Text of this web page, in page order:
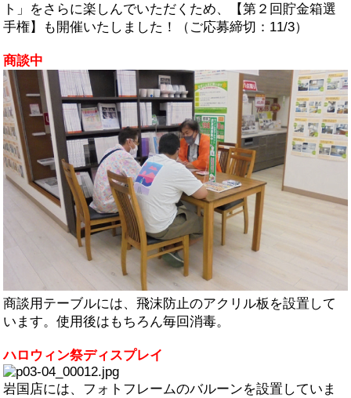
ト」をさらに楽しんでいただくため、【第２回貯金箱選
手権】も開催いたしました！（ご応募締切：11/3）
商談中
商談用テーブルには、飛沫防止のアクリル板を設置して
います。使用後はもちろん毎回消毒。
ハロウィン祭ディスプレイ
岩国店には、フォトフレームのバルーンを設置していま